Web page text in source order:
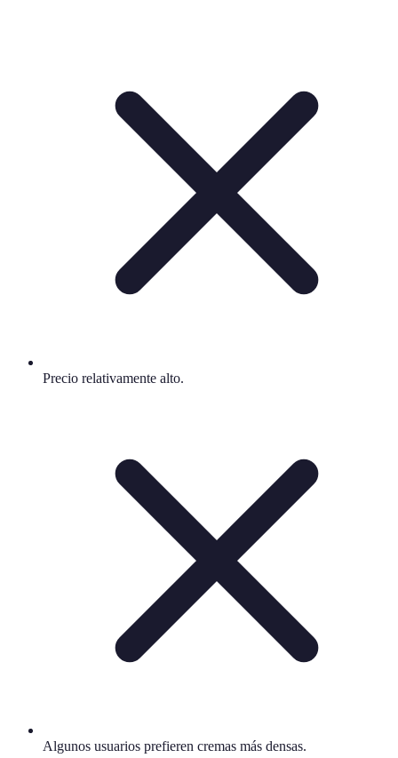
Precio relativamente alto.
Algunos usuarios prefieren cremas más densas.